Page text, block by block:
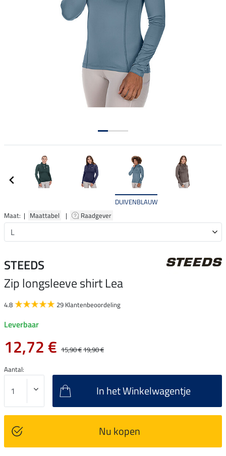
DUIVENBLAUW
Maat: | Maattabel | Raadgever
STEEDS
Zip longsleeve shirt Lea
4.8 29 Klantenbeoordeling
Leverbaar
12,72 € 15,90 €19,90 €
Aantal:
In het Winkelwagentje
Nu kopen